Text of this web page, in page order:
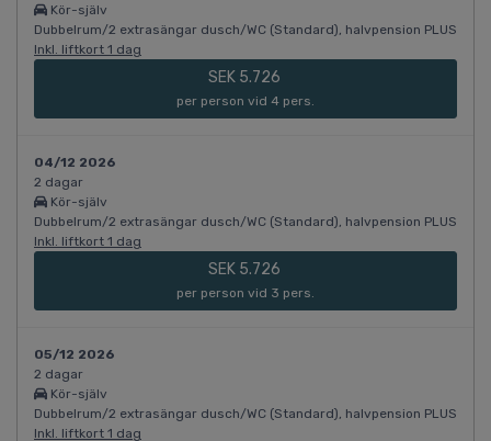
Kör-själv
Dubbelrum/2 extrasängar dusch/WC (Standard), halvpension PLUS
Inkl. liftkort 1 dag
SEK 5.726
per person vid 4 pers.
04/12 2026
2 dagar
Kör-själv
Dubbelrum/2 extrasängar dusch/WC (Standard), halvpension PLUS
Inkl. liftkort 1 dag
SEK 5.726
per person vid 3 pers.
05/12 2026
2 dagar
Kör-själv
Dubbelrum/2 extrasängar dusch/WC (Standard), halvpension PLUS
Inkl. liftkort 1 dag